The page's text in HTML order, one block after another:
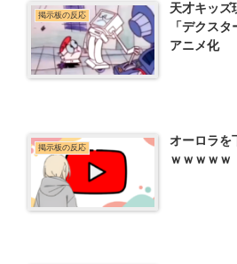
掲示板の反応
天才キッズ
「デクス
アニメ化
掲示板の反応
オーロラを
ｗｗｗｗｗ